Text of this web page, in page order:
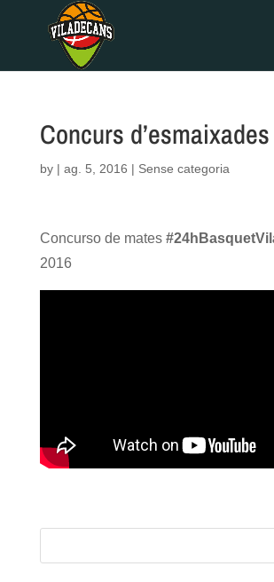
Concurs
by | ag. 5, 2016 | Sense categoria
Concurso de mates
2016